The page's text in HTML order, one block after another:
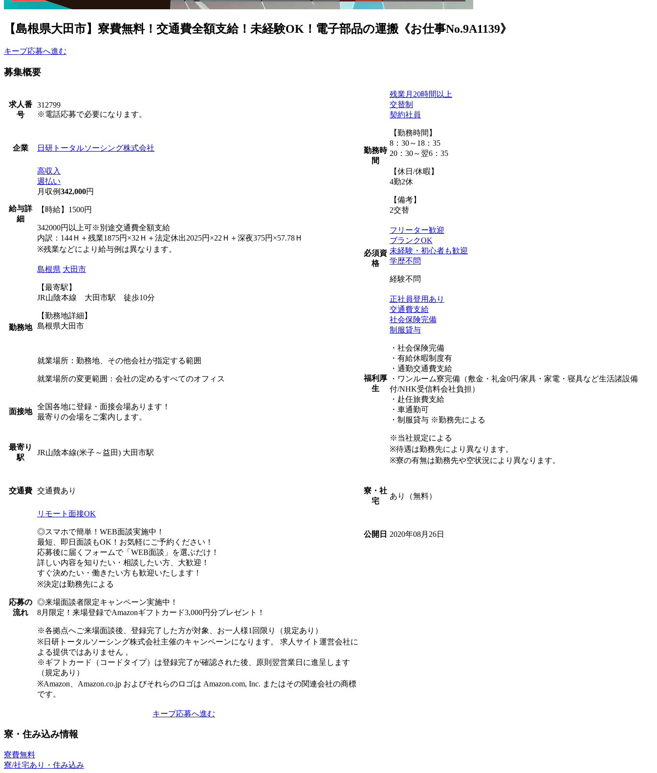
【島根県大田市】寮費無料！交通費全額支給！未経験OK！電子部品の運搬《お仕事No.9A1139》
キープ応募へ進む
募集概要
求人番
号
312799
※電話応募で必要になります。
企業 日研トータルソーシング株式会社
給与詳
細
高収入
週払い
月収例342,000円
【時給】1500円
342000円以上可※別途交通費全額支給
内訳：144Ｈ＋残業1875円×32Ｈ＋法定休出2025円×22Ｈ＋深夜375円×57.78Ｈ
※残業などにより給与例は異なります。
勤務地
島根県 大田市
【最寄駅】
JR山陰本線 大田市駅 徒歩10分
【勤務地詳細】
島根県大田市
就業場所：勤務地、その他会社が指定する範囲
就業場所の変更範囲：会社の定めるすべてのオフィス
面接地
全国各地に登録・面接会場あります！
最寄りの会場をご案内します。
最寄り
駅
JR山陰本線(米子～益田) 大田市駅
交通費 交通費あり
応募の
流れ
リモート面接OK
◎スマホで簡単！WEB面談実施中！
最短、即日面談もOK！お気軽にご予約ください！
応募後に届くフォームで「WEB面談」を選ぶだけ！
詳しい内容を知りたい・相談したい方、大歓迎！
すぐ決めたい・働きたい方も歓迎いたします！
※決定は勤務先による
◎来場面談者限定キャンペーン実施中！
8月限定！来場登録でAmazonギフトカード3,000円分プレゼント！
※各拠点へご来場面談後、登録完了した方が対象、お一人様1回限り（規定あり）
※日研トータルソーシング株式会社主催のキャンペーンになります。 求人サイト運営会社に
よる提供ではありません 。
※ギフトカード（コードタイプ）は登録完了が確認された後、原則翌営業日に進呈します
（規定あり）
※Amazon、Amazon.co.jp およびそれらのロゴは Amazon.com, Inc. またはその関連会社の商標
です。
勤務時
間
残業月20時間以上
交替制
契約社員
【勤務時間】
8：30～18：35
20：30～翌6：35
【休日/休暇】
4勤2休
【備考】
2交替
必須資
格
フリーター歓迎
ブランクOK
未経験・初心者も歓迎
学歴不問
経験不問
福利厚
生
正社員登用あり
交通費支給
社会保険完備
制服貸与
・社会保険完備
・有給休暇制度有
・通勤交通費支給
・ワンルーム寮完備（敷金・礼金0円/家具・家電・寝具など生活諸設備
付/NHK受信料会社負担）
・赴任旅費支給
・車通勤可
・制服貸与 ※勤務先による
※当社規定による
※待遇は勤務先により異なります。
※寮の有無は勤務先や空状況により異なります。
寮・社
宅
あり（無料）
公開日 2020年08月26日
キープ応募へ進む
寮・住み込み情報
寮費無料
寮/社宅あり・住み込み